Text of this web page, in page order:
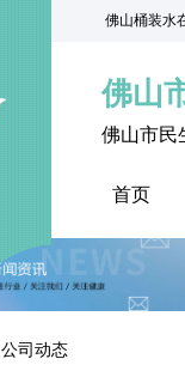
佛山桶装水
佛山
佛山市民
首页
公司动态